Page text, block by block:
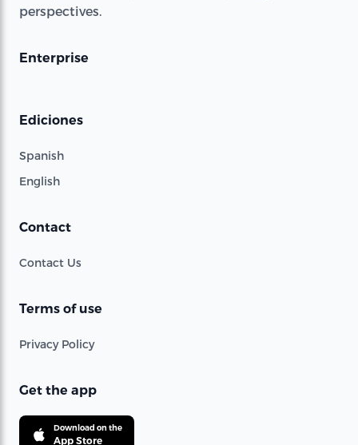
perspectives.
Enterprise
Ediciones
Spanish
English
Contact
Contact Us
Terms of use
Privacy Policy
Get the app
Download on the
App Store